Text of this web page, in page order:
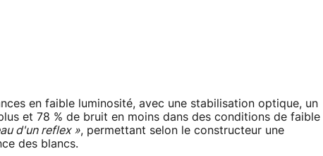
en faible luminosité, avec une stabilisation optique, un
et 78 % de bruit en moins dans des conditions de faible
d'un reflex », permettant selon le constructeur une
des blancs.